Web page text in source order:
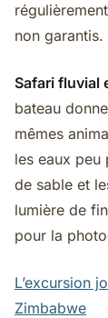
non garantis.
Safari fluvial
bateau
mêmes
les eaux
de sable et
lumière de
pour la
L’excursion
Zimbabwe